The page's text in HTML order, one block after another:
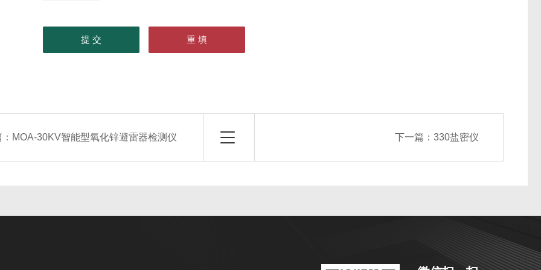
MOA-30KV智能型氧化锌避雷器检测仪 下一篇： 330盐密仪